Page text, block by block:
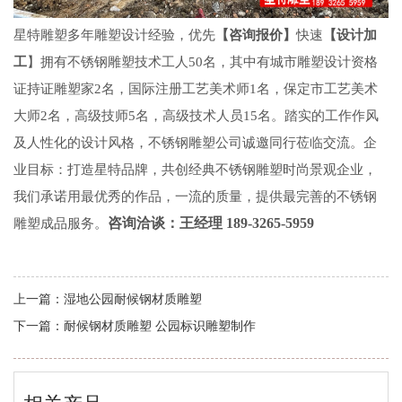
星特雕塑多年雕塑设计经验，优先 【咨询报价】快速 【设计加
工】拥有不锈钢雕塑技术工人 50名，其中有城市雕塑设计资格
证持证雕塑家2名，国际注册工艺美术师1名，保定市工艺美术
大师2名，高级技师5名，高级技术人员15名。踏实的工作作风
及人性化的设计风格，不锈钢雕塑公司诚邀同行莅临交流。企
业目标：打造星特品牌，共创经典不锈钢雕塑时尚景观企业，
我们承诺用最优秀的作品，一流的质量，提供最完善的不锈钢
雕塑成品服务。 咨询洽谈：王经理 189-3265-5959
上一篇： 湿地公园耐候钢材质雕塑
下一篇： 耐候钢材质雕塑 公园标识雕塑制作